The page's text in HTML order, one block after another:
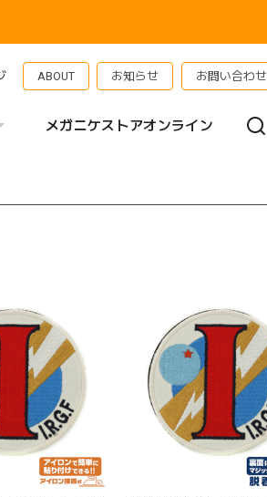
ABOUT お知らせ お問い合わせ
メガニケストアオンライン